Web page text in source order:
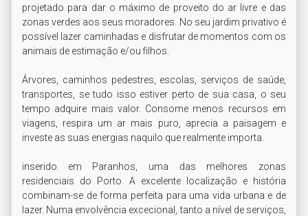
projetado para dar o máximo de proveito do ar livre e das
zonas verdes aos seus moradores. No seu jardim privativo é
possível lazer caminhadas e disfrutar de momentos com os
animais de estimação e/ou filhos.
Árvores, caminhos pedestres, escolas, serviços de saúde,
transportes, se tudo isso estiver perto de sua casa, o seu
tempo adquire mais valor. Consome menos recursos em
viagens, respira um ar mais puro, aprecia a paisagem e
investe as suas energias naquilo que realmente importa.
inserido em Paranhos, uma das melhores zonas
residenciais do Porto. A excelente localização e história
combinam-se de forma perfeita para uma vida urbana e de
lazer. Numa envolvência excecional, tanto a nível de serviços,